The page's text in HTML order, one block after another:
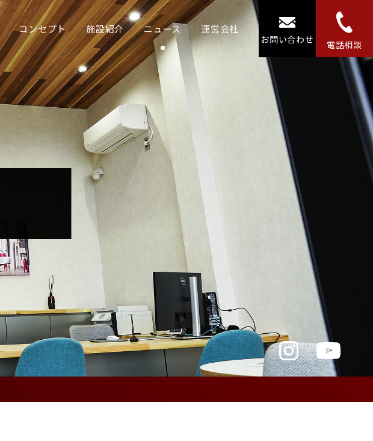
コンセプト 施設紹介 ニュース 運営会社
お問い合わせ 電話相談